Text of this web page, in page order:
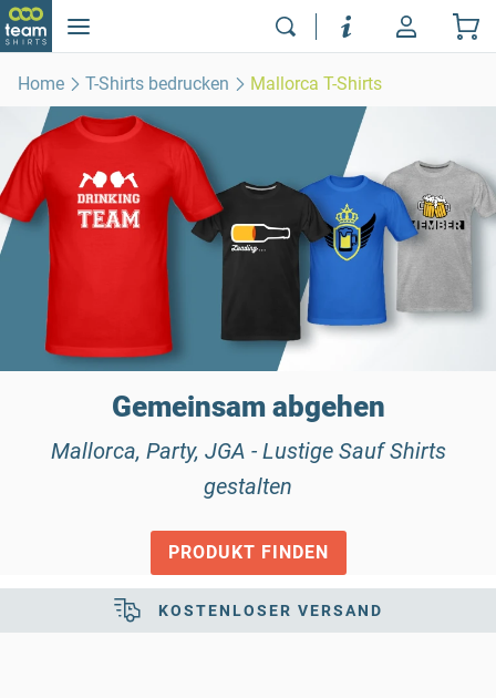
Home T-Shirts bedrucken Mallorca T-Shirts
Gemeinsam abgehen
Mallorca, Party, JGA - Lustige Sauf Shirts
gestalten
PRODUKT FINDEN
KOSTENLOSER VERSAND